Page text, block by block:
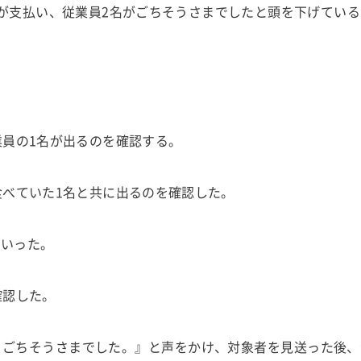
払い、従業員2名がごちそうさまでしたと頭を下げてい
の1名が出るのを確認する。
ていた1名と共に出るのを確認した。
った。
した。
ちそうさまでした。』と声をかけ、対象者を見送った後